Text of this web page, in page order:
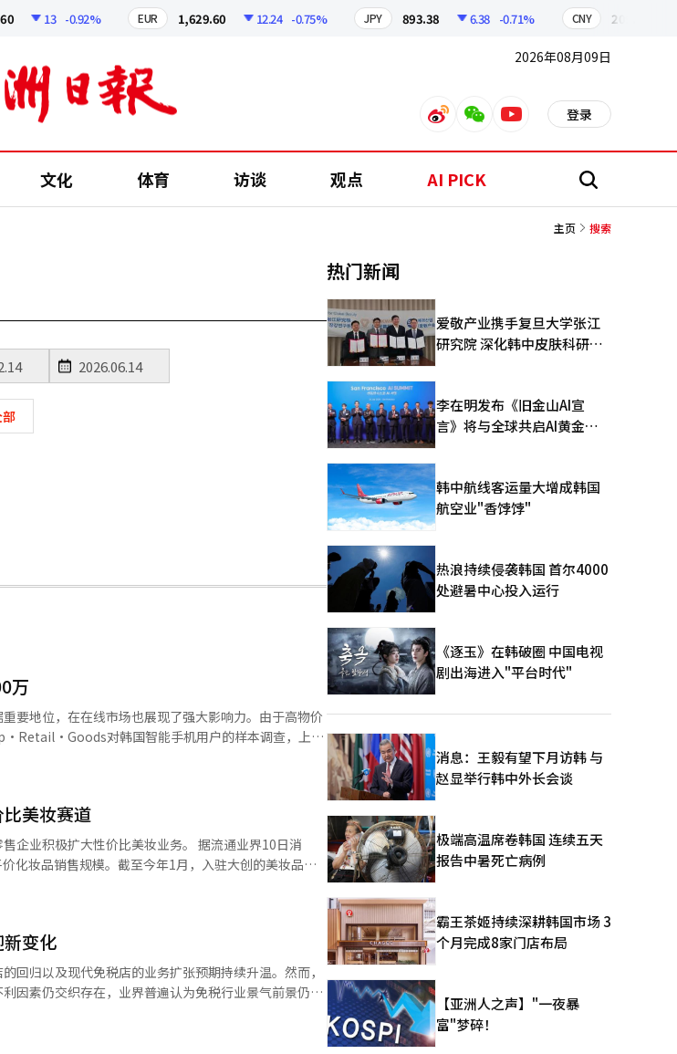
13 -0.92% EUR 1,629.60 12.24 -0.75% JPY 893.38 6.38 -0.71% CNY 209.17
2026年08月09日
weiboweixinyoutube 登录
文化 体育 访谈 观点 AI PICK 搜
主页 搜索
万
要地位，在在线市场也展现了强大影响力。由于高物价
对韩国智能手机用户的样本调查，上月
应用市场中占据重要地位。Daiso Mall的增长速度惊
也同步上升。WiseApp·Retail的样本调查显示，上月
的4032亿韩元增长约16%。业内分析认为，大创支付
扩展和产品多样化也发挥了重要作用。尤其是大创
性价比之王”，通过在线应用查看库存并立即购买的
和礼品卡支付，业内普遍认为大创的总交易额可能超过
至5000韩元的统一价产品，人均支付金额超过2万韩
2.0次，较去年同期的1.9次增加0.1次。这表明消费者每
报道经人工智能（AI）系统翻译与编辑。
美妆赛道
性价比美妆业务。 据流通业界10日消
化妆品销售规模。截至今年1月，入驻大创的美妆品牌
销售额也持续扩大，2024年大创美妆类别销售额同比
约24%。乐天玛特平价美妆区销售额去年9月至10月较
品，中低价品牌获得了更多进入市场的机会。 科丝美
代工生产）模式的扩大，也为中小品牌提供了生产高
变化
回归以及现代免税店的业务扩张预期持续升温。然而，
因素仍交织存在，业界普遍认为免税行业景气前景仍存
热门新闻
爱敬产业携手复旦大学张江
研究院 深化韩中皮肤科研合
李在明发布《旧金山AI宣
言》将与全球共启AI黄金时
韩中航线客运量大增成韩国
航空业"香饽饽"
热浪持续侵袭韩国 首尔4000
处避暑中心投入运行
《逐玉》在韩破圈 中国电视
剧出海进入"平台时代"
消息：王毅有望下月访韩 与
赵显举行韩中外长会谈
极端高温席卷韩国 连续五天
报告中暑死亡病例
霸王茶姬持续深耕韩国市场 3
个月完成8家门店布局
【亚洲人之声】"一夜暴
富"梦碎！